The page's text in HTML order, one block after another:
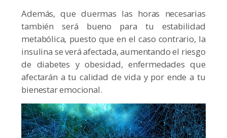
Además, que duermas las horas necesarias
también será bueno para tu estabilidad
metabólica, puesto que en el caso contrario, la
insulina se verá afectada, aumentando el riesgo
de diabetes y obesidad, enfermedades que
afectarán a tu calidad de vida y por ende a tu
bienestar emocional.